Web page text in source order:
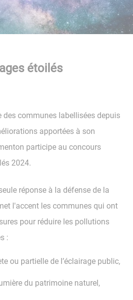
étoilés
communes labellisées depuis
apportées à son
participe au concours
2024.
réponse à la défense de la
l'accent les communes qui ont
pour réduire les pollutions
:
ou partielle de l’éclairage public,
du patrimoine naturel,